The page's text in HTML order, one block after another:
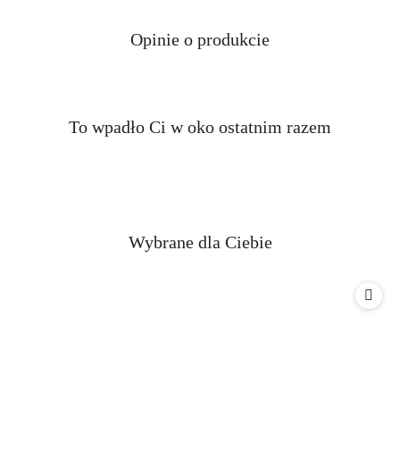
Opinie o produkcie
Produkty
To wpadło Ci w oko ostatnim razem
Produkty
Wybrane dla Ciebie